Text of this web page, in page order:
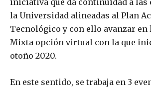
la Universidad alineadas al Plan
Tecnológico y con ello avanzar en
Mixta opción virtual con la que
otoño 2020.
En este sentido, se trabaja en 3